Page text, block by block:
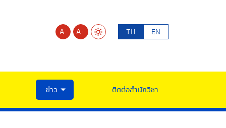
A- A+ TH EN
ข่าว ติดต่อสำนักวิชา